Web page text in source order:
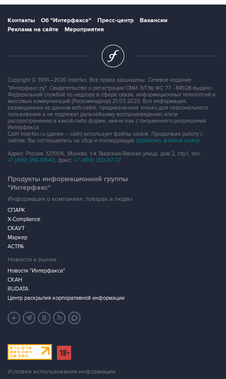
Контакты Об "Интерфаксе" Пресс-центр
Вакансии
Реклама на сайте
Мероприятия
Copyright © 1991—2026 Interfax. Все права защищены. Сетевое издание
"Интерфакс.ру". Свидетельство о регистрации СМИ ЭЛ № ФС 77 - 84928 выдано
Федеральной службой по надзору в сфере связи, информационных технологий и
массовых коммуникаций (Роскомнадзор) 21.03.2023. Вся информация,
размещенная на данном веб-сайте, предназначена только для персонального
пользования и не подлежит дальнейшему воспроизведению и/или
распространению в какой-либо форме, иначе как с письменного разрешения
Интерфакса.
Сайт Interfax.ru (далее – сайт) использует файлы cookie. Продолжая работу с
сайтом, Вы соглашаетесь на сбор и последующую обработку файлов cookie.
Адрес: Россия, 127006, Москва, 1-я Тверская-Ямская улица, дом 2, стр.1, тел.:
+7 (499) 250-98-40, факс: +7 (499) 250-97-27
Продукты информационной группы
"Интерфакс"
Информация о компаниях, товарах и людях
СПАРК
X-Compliance
СКАУТ
Маркер
АСТРА
Новости и рынки
Новости "Интерфакса"
СКАН
RUDATA
Центр раскрытия корпоративной информации
Условия использования информации